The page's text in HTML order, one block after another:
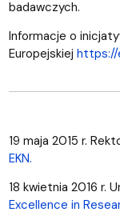
badawczych.
Informacje o
Europejskiej https://
19 maja 2015 r.
EKN.
18 kwietnia 2016 r.
Excellence in